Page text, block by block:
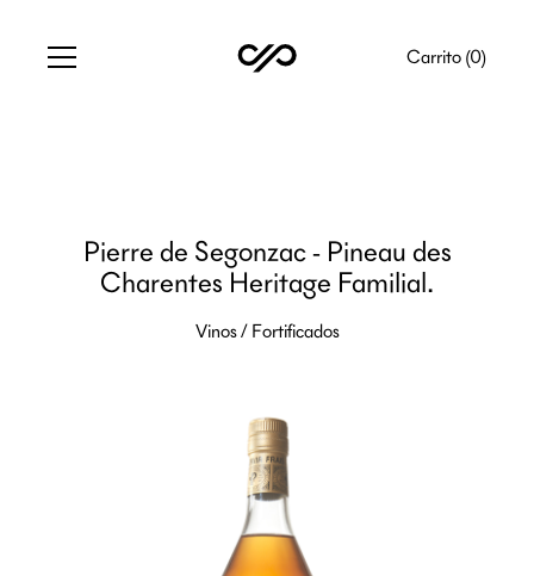
Carrito (0)
Pierre de Segonzac - Pineau des
Charentes Heritage Familial.
Vinos/Fortificados